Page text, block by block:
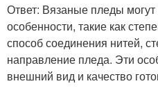
Ответ: Вязаные пледы
особенности, такие как
способ соединения нитей,
направление пледа. Эти
внешний вид и качество